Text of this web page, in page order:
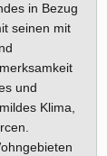
in Bezug
seinen mit
und
Klima,